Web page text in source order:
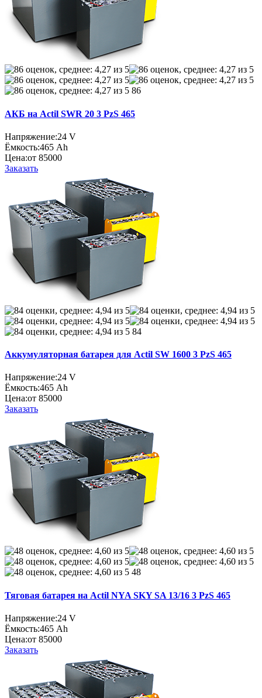
86
АКБ на Actil SWR 20 3 PzS 465
Напряжение:24 V
Ёмкость:465 Ah
Цена:от 85000
Заказать
84
Аккумуляторная батарея для Actil SW 1600 3 PzS 465
Напряжение:24 V
Ёмкость:465 Ah
Цена:от 85000
Заказать
48
Тяговая батарея на Actil NYA SKY SA 13/16 3 PzS 465
Напряжение:24 V
Ёмкость:465 Ah
Цена:от 85000
Заказать